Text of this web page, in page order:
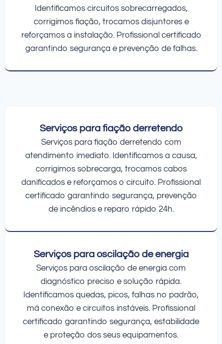
Identificamos circuitos sobrecarregados,
corrigimos fiação, trocamos disjuntores e
reforçamos a instalação. Profissional certificado
garantindo segurança e prevenção de falhas.
Serviços para fiação derretendo
Serviços para fiação derretendo com
atendimento imediato. Identificamos a causa,
corrigimos sobrecarga, trocamos cabos
danificados e reforçamos o circuito. Profissional
certificado garantindo segurança, prevenção
de incêndios e reparo rápido 24h.
Serviços para oscilação de energia
Serviços para oscilação de energia com
diagnóstico preciso e solução rápida.
Identificamos quedas, picos, falhas no padrão,
má conexão e circuitos instáveis. Profissional
certificado garantindo segurança, estabilidade
e proteção dos seus equipamentos.